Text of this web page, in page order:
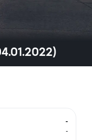
-
-